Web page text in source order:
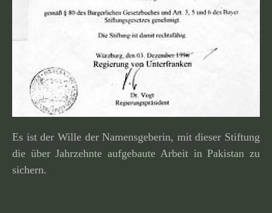
Es ist der Wille der Namensgeberin, mit dieser Stiftung
die über Jahrzehnte aufge­baute Arbeit in Pakistan zu
sichern.